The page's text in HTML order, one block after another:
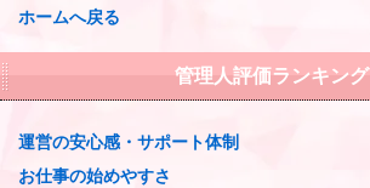
ホームへ戻る
管理人評価ランキング
運営の安心感・サポート体制
お仕事の始めやすさ